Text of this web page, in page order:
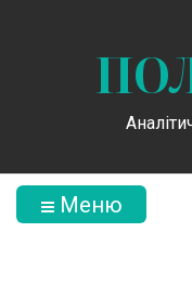
Меню